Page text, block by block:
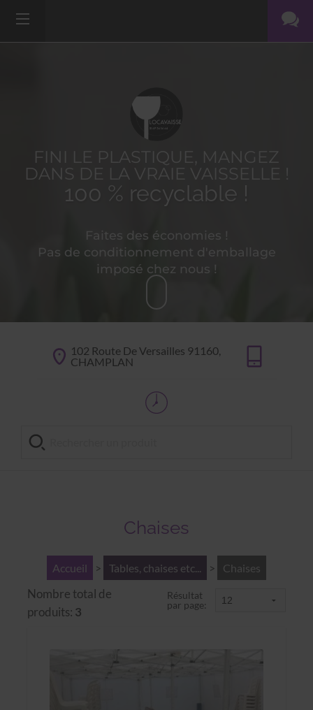
FINI LE PLASTIQUE, MANGEZ
DANS DE LA VRAIE VAISSELLE !
100 % recyclable !
Faites des économies !
Pas de conditionnement d'emballage
imposé chez nous !
102 Route De Versailles 91160,
CHAMPLAN
Chaises
Accueil > Tables, chaises etc... > Chaises
Nombre total de
produits: 3
Résultat
par page: